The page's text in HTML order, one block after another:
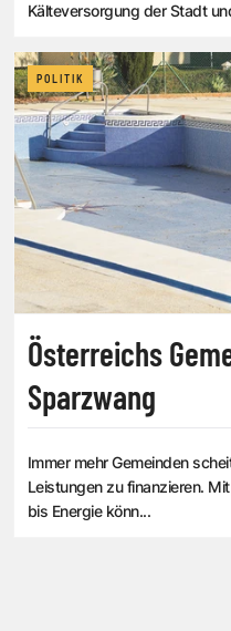
Kälteversorgung der Stadt
POLITIK
Österreichs
Sparzwang
Immer mehr Gemeinden
Leistungen zu finanzieren.
bis Energie könn...